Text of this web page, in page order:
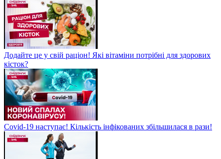
Додайте це у свій раціон! Які вітаміни потрібні для здорових
кісток?
Covid-19 наступає! Кількість інфікованих збільшилася в рази!